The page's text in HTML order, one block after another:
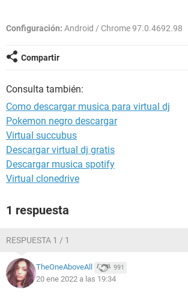
Configuración: Android / Chrome 97.0.4692.98
Compartir
Consulta también:
Como descargar musica para virtual dj
Pokemon negro descargar
Virtual succubus
Descargar virtual dj gratis
Descargar musica spotify
Virtual clonedrive
1 respuesta
RESPUESTA 1 / 1
TheOneAboveAll 991
20 ene 2022 a las 19:34